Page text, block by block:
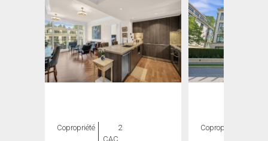
Copropriété
2
CAC ,
Copropriété